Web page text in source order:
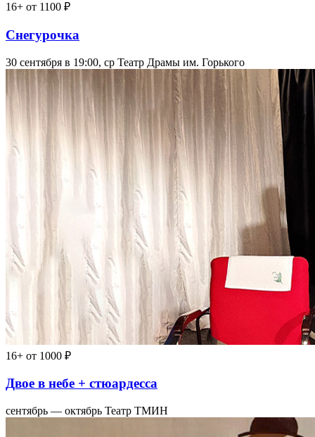
16+ от 1100 ₽
Снегурочка
30 сентября в 19:00, ср Театр Драмы им. Горького
16+ от 1000 ₽
Двое в небе + стюардесса
сентябрь — октябрь Театр ТМИН